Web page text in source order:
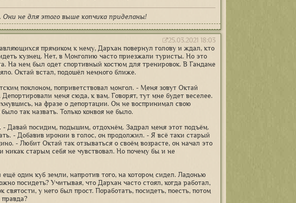
не для этого выше копчика приделаны!
25.03.2021 18:03
прямиком к нему, Дархан повернул голову и ждал, кто
кузнец. Нет, в Монголию часто приезжали туристы. Но это
На нем был одет спортивный костюм для тренировок. В Гандане
Октай встал, подошёл немного ближе.
поклоном, поприветствовал монгол. - Меня зовут Октай
меня сюда, к вам. Говорят, тут мне будет веселее.
на фразе о депортации. Он не воспринимал свою
так назвать. Только конвоя не было.
Давай посидим, подышим, отдохнём. Задрал меня этот подъём.
- Добавив иронии в голос, он продолжил. - Я всё таки старый
- Любит Октай так отзываться о своём возрасте, он начал это
старым себя не чувствовал. Но почему бы и не
один куб земли, напротив того, на котором сидел. Ладонью
посидеть? Учитывая, что Дархан часто стоял, когда работал,
у него был прост. Поработать, посидеть, поесть, потом